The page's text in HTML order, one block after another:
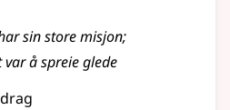
sin store misjon;
å spreie glede